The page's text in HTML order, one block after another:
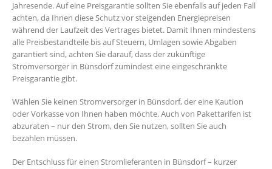
Jahresende. Auf eine Preisgarantie sollten Sie ebenfalls auf jeden Fall
achten, da Ihnen diese Schutz vor steigenden Energiepreisen
während der Laufzeit des Vertrages bietet. Damit Ihnen mindestens
alle Preisbestandteile bis auf Steuern, Umlagen sowie Abgaben
garantiert sind, achten Sie darauf, dass der zukünftige
Stromversorger in Bünsdorf zumindest eine eingeschränkte
Preisgarantie gibt.
Wählen Sie keinen Stromversorger in Bünsdorf, der eine Kaution
oder Vorkasse von Ihnen haben möchte. Auch von Pakettarifen ist
abzuraten – nur den Strom, den Sie nutzen, sollten Sie auch
bezahlen müssen.
Der Entschluss für einen Stromlieferanten in Bünsdorf – kurzer